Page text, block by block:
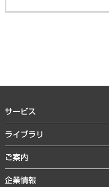
サービス
経営戦略
組織・人事戦略
デジタルイノベーション
ライブラリ
経済調査
レポート
コラム
ご案内
セミナー・イベント情報
企業情報